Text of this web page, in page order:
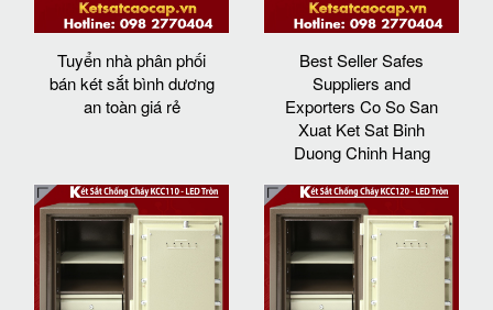
Tuyển nhà phân phối
bán két sắt bình dương
an toàn giá rẻ
Best Seller Safes
Suppliers and
Exporters Co So San
Xuat Ket Sat Binh
Duong Chinh Hang